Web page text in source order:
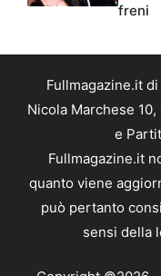
freni
Fullmagazine.it
Nicola Marchese
e
Fullmagazine.it
quanto viene
può pertanto
sensi della